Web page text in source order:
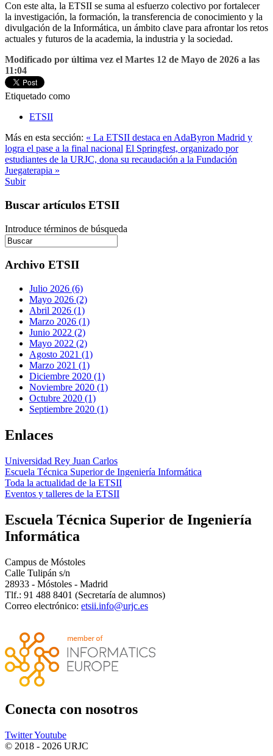
Con este alta, la ETSII se suma al esfuerzo colectivo por fortalecer
la investigación, la formación, la transferencia de conocimiento y la
divulgación de la Informática, un ámbito clave para afrontar los retos
actuales y futuros de la academia, la industria y la sociedad.
Modificado por última vez el Martes 12 de Mayo de 2026 a las
11:04
Etiquetado como
ETSII
Más en esta sección: « La ETSII destaca en AdaByron Madrid y
logra el pase a la final nacional El Springfest, organizado por
estudiantes de la URJC, dona su recaudación a la Fundación
Juegaterapia »
Subir
Buscar artículos ETSII
Introduce términos de búsqueda
Archivo ETSII
Julio 2026 (6)
Mayo 2026 (2)
Abril 2026 (1)
Marzo 2026 (1)
Junio 2022 (2)
Mayo 2022 (2)
Agosto 2021 (1)
Marzo 2021 (1)
Diciembre 2020 (1)
Noviembre 2020 (1)
Octubre 2020 (1)
Septiembre 2020 (1)
Enlaces
Universidad Rey Juan Carlos
Escuela Técnica Superior de Ingeniería Informática
Toda la actualidad de la ETSII
Eventos y talleres de la ETSII
Escuela Técnica Superior de Ingeniería
Informática
Campus de Móstoles
Calle Tulipán s/n
28933 - Móstoles - Madrid
Tlf.: 91 488 8401 (Secretaría de alumnos)
Correo electrónico: etsii.info@urjc.es
Conecta con nosotros
TwitterYoutube
© 2018 - 2026 URJC